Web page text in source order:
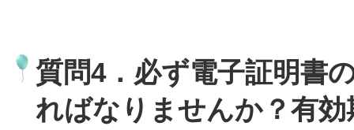
質問4．必ず電子証明書
ればなりませんか？有